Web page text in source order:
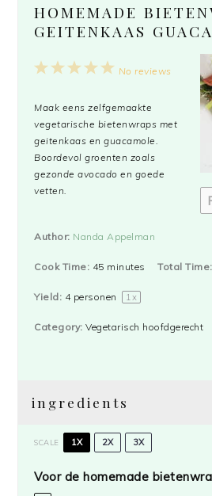
HOMEMADE
GEITENKAAS
5
4
3
2
1
No reviews
Maak eens zelfgemaakte
vegetarische bietenwraps met
geitenkaas en guacamole.
Boordevol groenten zoals
gezonde avocado en goede
vetten.
Author: Nanda Appelman
Cook Time: 45 minutes Total Time:
Yield: 4personen 1x
Category: Vegetarisch hoofdgerecht
ingredients
SCALE 1X 2X 3X
Voor de homemade